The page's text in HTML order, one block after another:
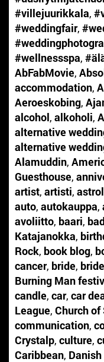
#villejuurikkala,
#weddingfair,
#wellnessspa,
AbFabMovie,
accommodation,
Aeroeskobing,
alcohol, alkoholi,
alternative
alternative
Alamuddin,
Guesthouse,
artist, artisti,
auto, autokauppa,
avoliitto, baari,
Katajanokka,
Rock, book blog,
cancer, bride,
Burning Man
candle, car, car
League, Church of
communication,
Crystalp, culture,
Caribbean,